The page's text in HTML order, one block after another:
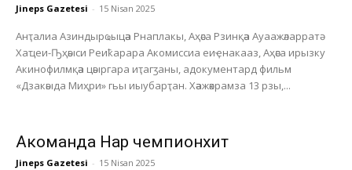
Jineps Gazetesi - 15 Nisan 2025
Анҭалиа Азиндырҩыцәа Рнаплакы, Аҳәса Рзинқәа Ауаажәларратә
Хаҵеи-Ҧҳәыси Реиҟарара Акомиссиа еиҿнакааз, Аҳәса ирызку
Акинофилмқәа цәыргара иҭагӡаны, адокументард фильм
«Дзакәыда Миҳри» гьы иыубарҭан. Хәажәкрамза 13 рзы,...
Акоманда Нарҭ чемпионхит
Jineps Gazetesi - 15 Nisan 2025